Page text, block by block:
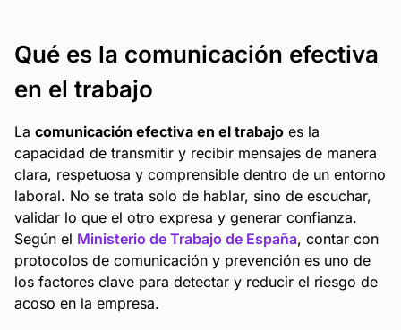
Qué es la comunicación efectiva
en el trabajo
La comunicación efectiva en el trabajo es la
capacidad de transmitir y recibir mensajes de manera
clara, respetuosa y comprensible dentro de un entorno
laboral. No se trata solo de hablar, sino de escuchar,
validar lo que el otro expresa y generar confianza.
Según el Ministerio de Trabajo de España, contar con
protocolos de comunicación y prevención es uno de
los factores clave para detectar y reducir el riesgo de
acoso en la empresa.